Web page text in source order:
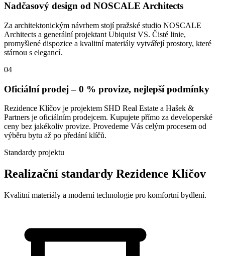
Nadčasový design od NOSCALE Architects
Za architektonickým návrhem stojí pražské studio NOSCALE
Architects a generální projektant Ubiquist VS. Čisté linie,
promyšlené dispozice a kvalitní materiály vytvářejí prostory, které
stárnou s elegancí.
04
Oficiální prodej – 0 % provize, nejlepší podmínky
Rezidence Klíčov je projektem SHD Real Estate a Hašek &
Partners je oficiálním prodejcem. Kupujete přímo za developerské
ceny bez jakékoliv provize. Provedeme Vás celým procesem od
výběru bytu až po předání klíčů.
Standardy projektu
Realizační standardy Rezidence Klíčov
Kvalitní materiály a moderní technologie pro komfortní bydlení.